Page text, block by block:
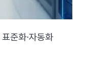
준화·자동화